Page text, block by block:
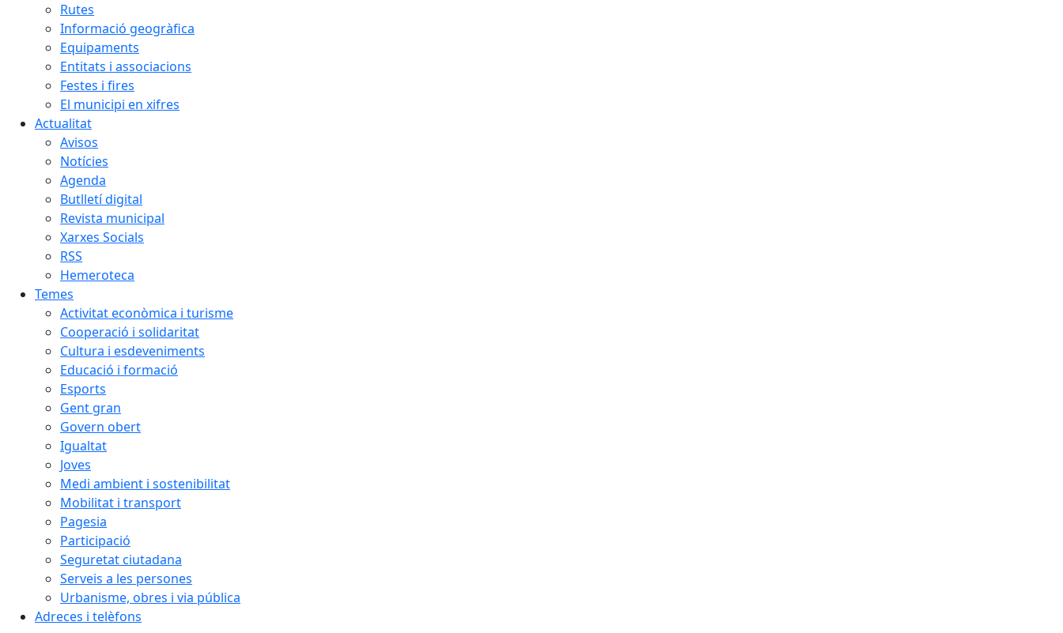
Rutes
Informació geogràfica
Equipaments
Entitats i associacions
Festes i fires
El municipi en xifres
Actualitat
Avisos
Notícies
Agenda
Butlletí digital
Revista municipal
Xarxes Socials
RSS
Hemeroteca
Temes
Activitat econòmica i turisme
Cooperació i solidaritat
Cultura i esdeveniments
Educació i formació
Esports
Gent gran
Govern obert
Igualtat
Joves
Medi ambient i sostenibilitat
Mobilitat i transport
Pagesia
Participació
Seguretat ciutadana
Serveis a les persones
Urbanisme, obres i via pública
Adreces i telèfons